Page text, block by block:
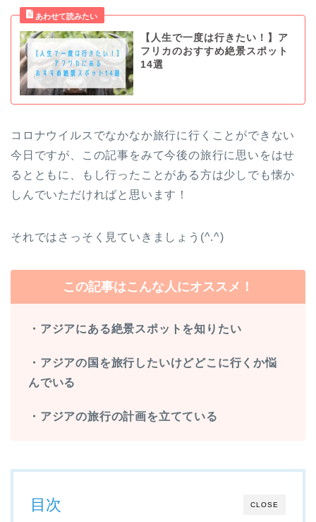
【人生で一度は行きたい！】ア
フリカのおすすめ絶景スポット
14選
コロナウイルスでなかなか旅行に行くことができない
今日ですが、この記事をみて今後の旅行に思いをはせ
るとともに、もし行ったことがある方は少しでも懐か
しんでいただければと思います！
それではさっそく見ていきましょう(^.^)
この記事はこんな人にオススメ！
・アジアにある絶景スポットを知りたい
・アジアの国を旅行したいけどどこに行くか悩
んでいる
・アジアの旅行の計画を立てている
CLOSE
目次